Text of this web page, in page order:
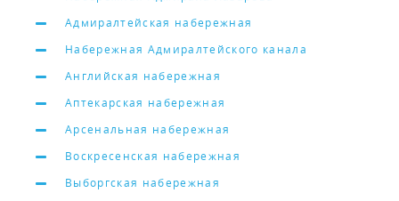
Адмиралтейская набережная
Набережная Адмиралтейского канала
Английская набережная
Аптекарская набережная
Арсенальная набережная
Воскресенская набережная
Выборгская набережная